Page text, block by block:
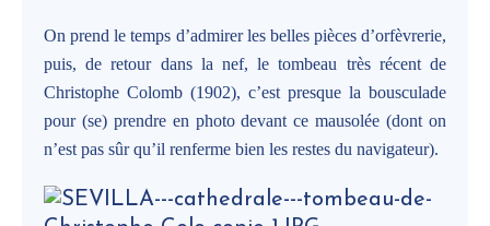
On prend le temps d’admirer les belles pièces d’orfèvrerie,
puis, de retour dans la nef, le tombeau très récent de
Christophe Colomb (1902), c’est presque la bousculade
pour (se) prendre en photo devant ce mausolée (dont on
n’est pas sûr qu’il renferme bien les restes du navigateur).